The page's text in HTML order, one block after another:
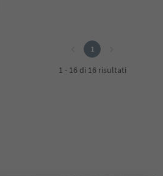
1
1 - 16 di 16 risultati